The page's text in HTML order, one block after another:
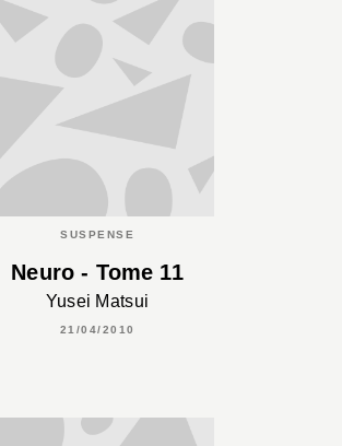
SUSPENSE
Neuro - Tome 11
Yusei Matsui
21/04/2010